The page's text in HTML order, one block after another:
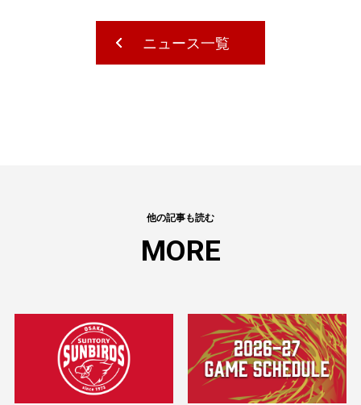
ニュース一覧
他の記事も読む
MORE